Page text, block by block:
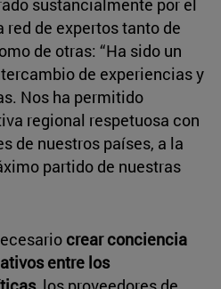
sustancialmente por el
de expertos tanto de
de otras: “Ha sido un
de experiencias y
Nos ha permitido
regional respetuosa con
de nuestros países, a la
partido de nuestras
crear conciencia
entre los